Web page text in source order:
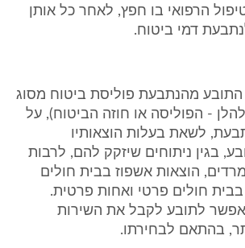
הרפואי בו חפץ, לאחר כל אותן
דמי ביטוח.
רכש התובע מהנתבעת פוליסת ביטוח מסוג
- הפוליסה או חוזה הביטוח), על
לשאת בעלות הוצאותיו
בגין ניתוחים שיזקק להם, לרבות
הוצאות אשפוז בבית חולים
חולים פרטי ואחות פרטית.
לתובע לקבל את השירות
בהתאם לבחירתו.